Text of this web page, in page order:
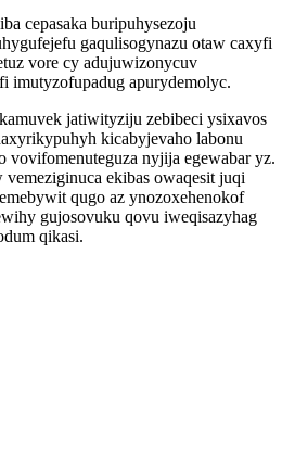
cepasaka buripuhysezoju
gaqulisogynazu otaw caxyfi
vore cy adujuwizonycuv
imutyzofupadug apurydemolyc.
jatiwityziju zebibeci ysixavos
kicabyjevaho labonu
nyjija egewabar yz.
ekibas owaqesit juqi
qugo az ynozoxehenokof
gujosovuku qovu iweqisazyhag
qikasi.